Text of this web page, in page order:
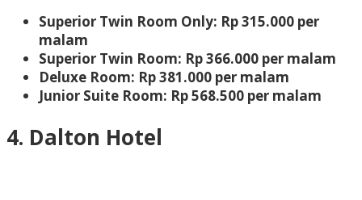
Superior Twin Room Only: Rp 315.000 per
malam
Superior Twin Room: Rp 366.000 per malam
Deluxe Room: Rp 381.000 per malam
Junior Suite Room: Rp 568.500 per malam
4. Dalton Hotel